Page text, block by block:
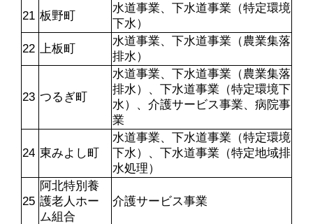
21 板野町
水道事業、下水道事業（特定環境
下水）
22
上板町
水道事業、下水道事業（農業集落
排水）
23 つるぎ町
水道事業、下水道事業（農業集落
排水）、下水道事業（特定環境下
水）、介護サービス事業、病院事
業
24 東みよし町
水道事業、下水道事業（特定環境
下水）、下水道事業（特定地域排
水処理）
25
阿北特別養
護老人ホー
ム組合
介護サービス事業